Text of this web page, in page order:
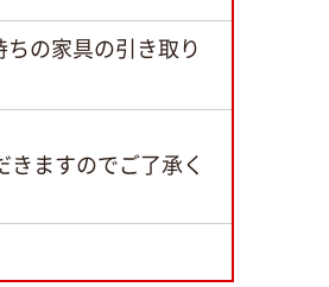
ちの家具の引き取り
きますのでご了承く